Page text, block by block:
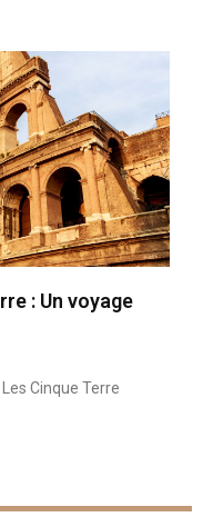
: Un voyage
Cinque Terre